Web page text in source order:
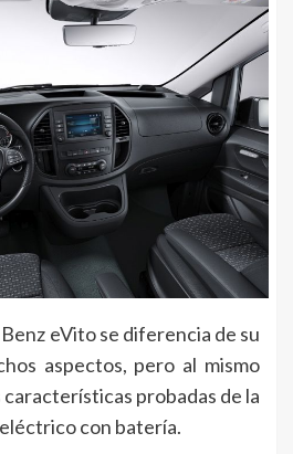
eVito se diferencia de su
aspectos, pero al mismo
probadas de la
con batería.